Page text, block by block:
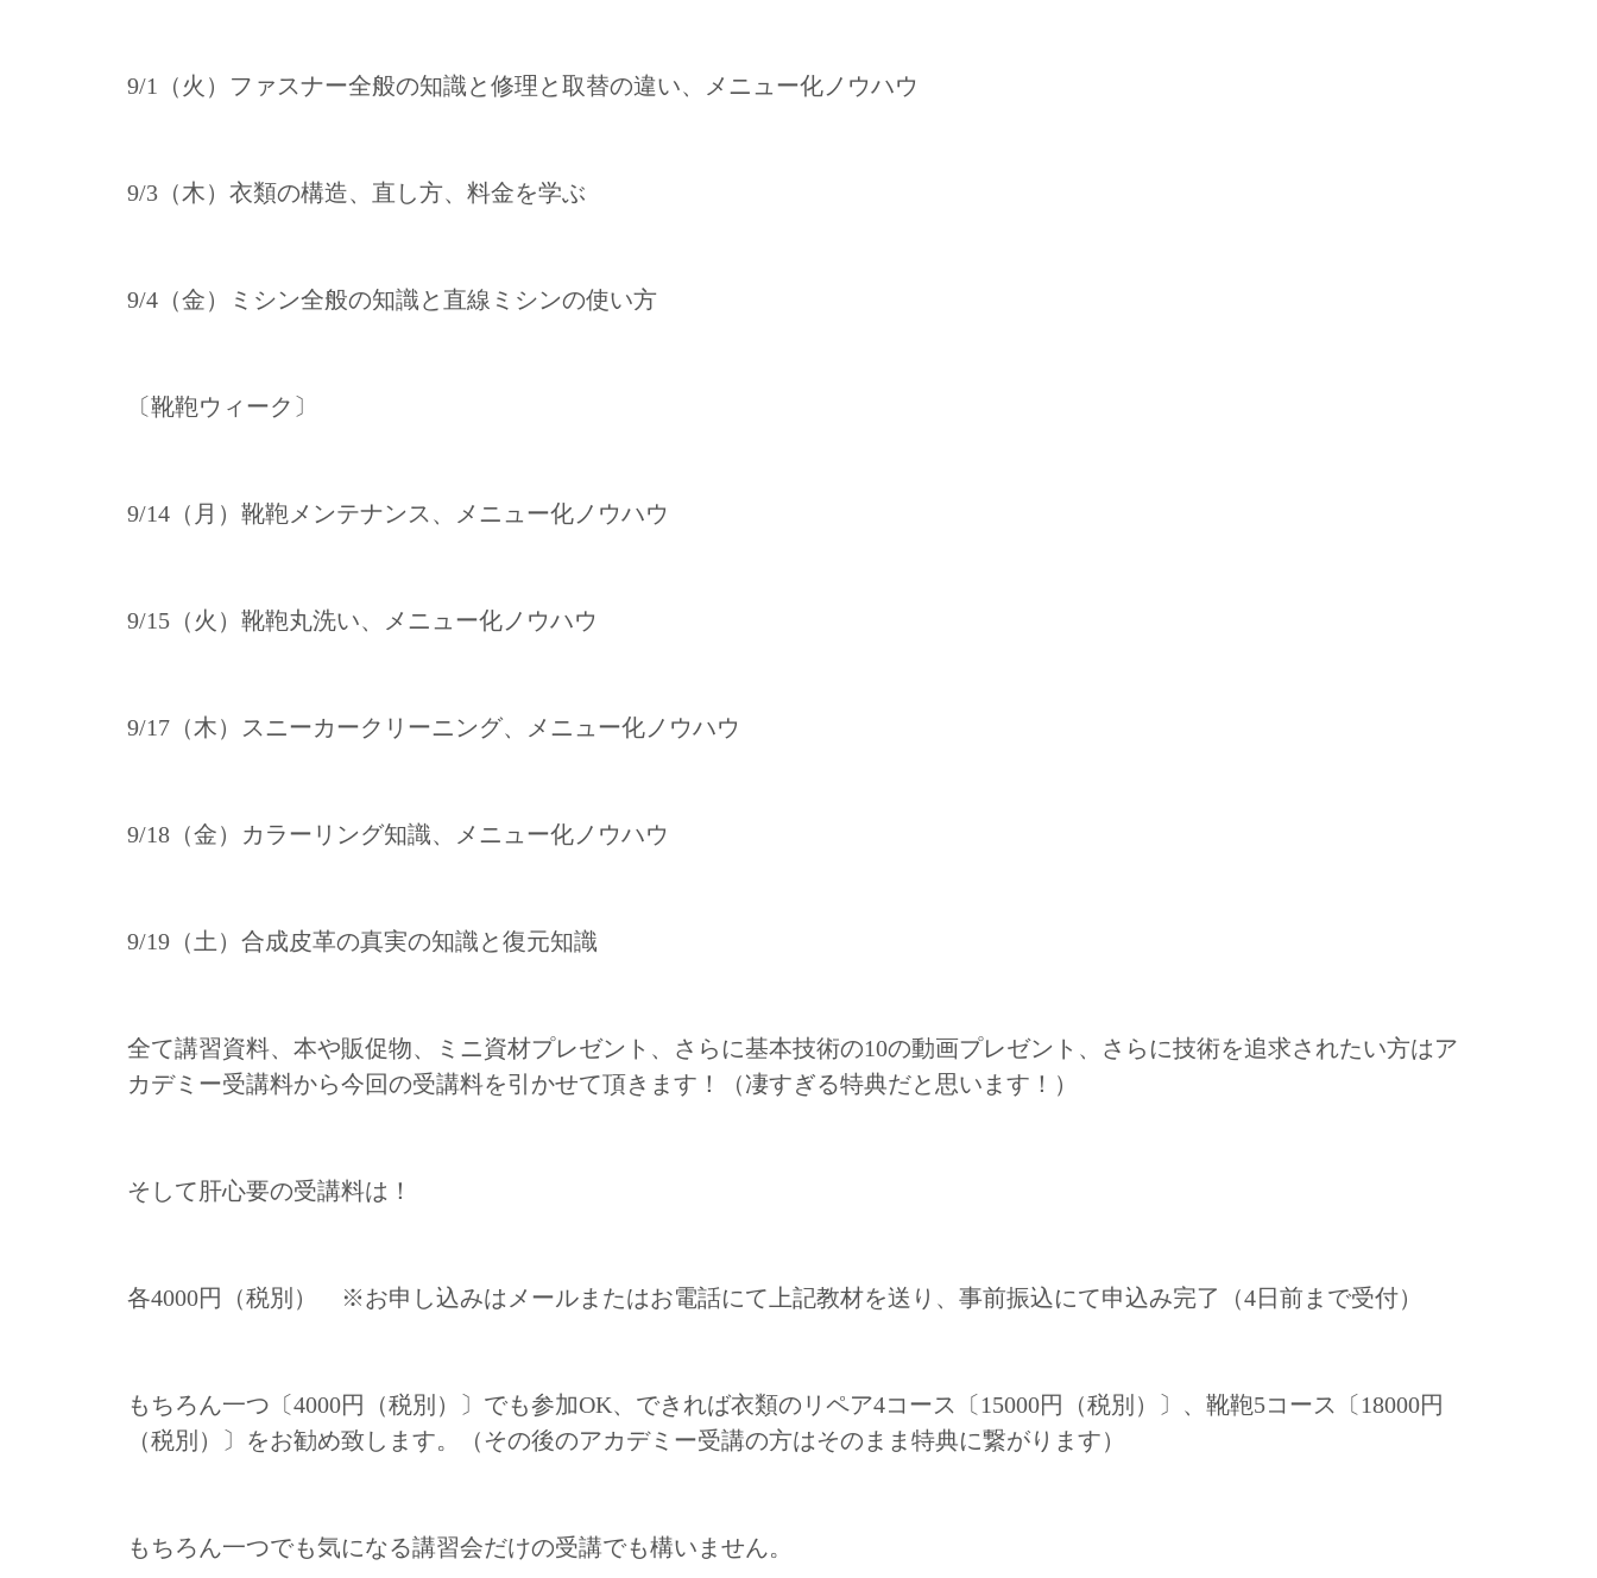
9/1（火）ファスナー全般の知識と修理と取替の違い、メニュー化ノウハウ
9/3（木）衣類の構造、直し方、料金を学ぶ
9/4（金）ミシン全般の知識と直線ミシンの使い方
〔靴鞄ウィーク〕
9/14（月）靴鞄メンテナンス、メニュー化ノウハウ
9/15（火）靴鞄丸洗い、メニュー化ノウハウ
9/17（木）スニーカークリーニング、メニュー化ノウハウ
9/18（金）カラーリング知識、メニュー化ノウハウ
9/19（土）合成皮革の真実の知識と復元知識
全て講習資料、本や販促物、ミニ資材プレゼント、さらに基本技術の10の動画プレゼント、さらに技術を追求されたい方はア
カデミー受講料から今回の受講料を引かせて頂きます！（凄すぎる特典だと思います！）
そして肝心要の受講料は！
各4000円（税別） ※お申し込みはメールまたはお電話にて上記教材を送り、事前振込にて申込み完了（4日前まで受付）
もちろん一つ〔4000円（税別）〕でも参加OK、できれば衣類のリペア4コース〔15000円（税別）〕、靴鞄5コース〔18000円
（税別）〕をお勧め致します。（その後のアカデミー受講の方はそのまま特典に繋がります）
もちろん一つでも気になる講習会だけの受講でも構いません。